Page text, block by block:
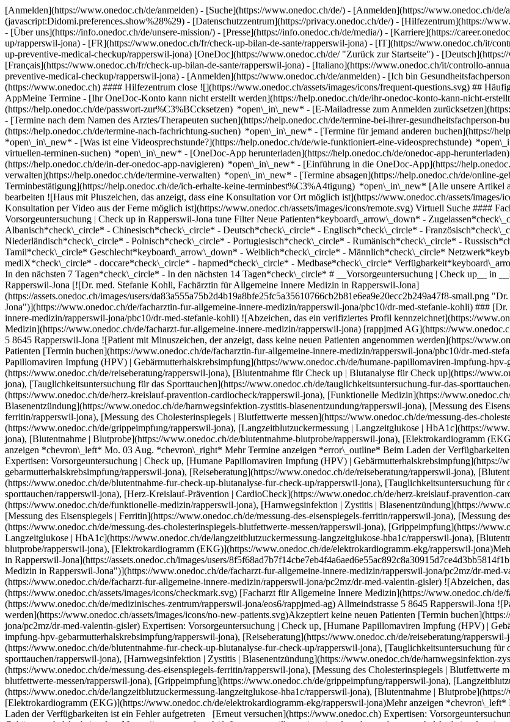
[Anmelden](https://www.onedoc.ch/de/anmelden) - [Suche](https://www.onedoc.ch/de/) - [Anmelden](https://www.onedoc.ch/
(javascript:Didomi.preferences.show%28%29) - [Datenschutzzentrum](https://privacy.onedoc.ch/de/) - [Hilfezentrum](https://
- [Über uns](https://info.onedoc.ch/de/unsere-mission/) - [Presse](https://info.onedoc.ch/de/media/) - [Karriere](https://
up/rapperswil-jona) - [FR](https://www.onedoc.ch/fr/check-up-bilan-de-sante/rapperswil-jona) - [IT](https://www.onedoc.ch/it/
up-preventive-medical-checkup/rapperswil-jona) [OneDoc](https://www.onedoc.ch/de/ "Zurück zur Startseite") -
[Français](https://www.onedoc.ch/fr/check-up-bilan-de-sante/rapperswil-jona) - [Italiano](https://www.onedoc.ch/it/controllo-
preventive-medical-checkup/rapperswil-jona) - [Anmelden](https://www.onedoc.ch/de/anmelden) - [Ich bin
(https://www.onedoc.ch) #### Hilfezentrum close ![](https://www.onedoc.ch/assets/images/icons/frequent-questions.svg) ##
AppMeine Termine - [Ihr OneDoc-Konto kann nicht erstellt werden](https://help.onedoc.ch/de/ihr-onedoc-konto-kann-nicht-
(https://help.onedoc.ch/de/passwort-zur%C3%BCcksetzen) *open\_in\_new* - [E-Mailadresse zum Anmelden
- [Termine nach dem Namen des Arztes/Therapeuten suchen](https://help.onedoc.ch/de/termine-bei-ihrer-
(https://help.onedoc.ch/de/termine-nach-fachrichtung-suchen) *open\_in\_new* - [Termine für jemand anderen buchen](https://
*open\_in\_new* - [Was ist eine Videosprechstunde?](https://help.onedoc.ch/de/wie-funktioniert-eine-videosprechstunde)
virtuellen-terminen-suchen) *open\_in\_new* - [OneDoc-App herunterladen](https://help.onedoc.ch/de/onedoc-app-
(https://help.onedoc.ch/de/in-der-onedoc-app-navigieren) *open\_in\_new* - [Einführung in die OneDoc-App](https://